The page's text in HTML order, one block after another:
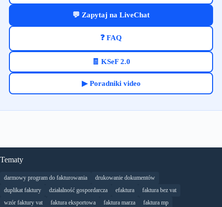
💬 Zapytaj na LiveChat
❓ FAQ
🧾 KSeF 2.0
▶ Poradniki video
Tematy
darmowy program do fakturowania
drukowanie dokumentów
duplikat faktury
działalność gospordarcza efaktura
faktura bez vat
wzór faktury vat
faktura eksportowa faktura marza
faktura mp